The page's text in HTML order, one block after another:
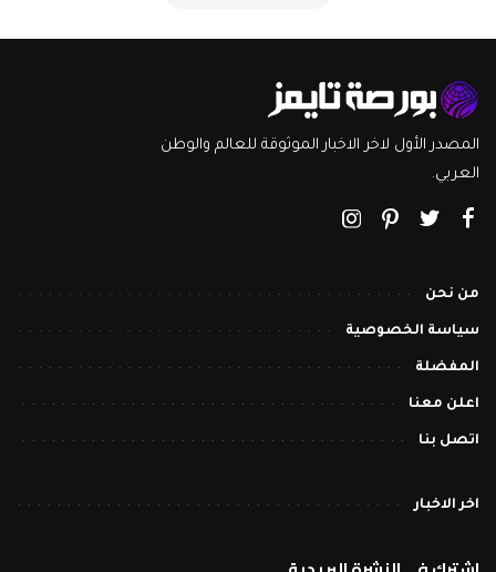
المصدر الأول لاخر الاخبار الموثوقة للعالم والوطن
العربي.
من نحن
سياسة الخصوصية
المفضلة
اعلن معنا
اتصل بنا
اخر الاخبار